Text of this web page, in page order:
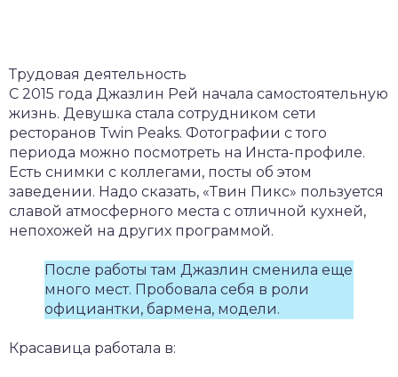
Трудовая деятельность
С 2015 года Джазлин Рей начала самостоятельную
жизнь. Девушка стала сотрудником сети
ресторанов Twin Peaks. Фотографии с того
периода можно посмотреть на Инста-профиле.
Есть снимки с коллегами, посты об этом
заведении. Надо сказать, «Твин Пикс» пользуется
славой атмосферного места с отличной кухней,
непохожей на других программой.
После работы там Джазлин сменила еще
много мест. Пробовала себя в роли
официантки, бармена, модели.
Красавица работала в: